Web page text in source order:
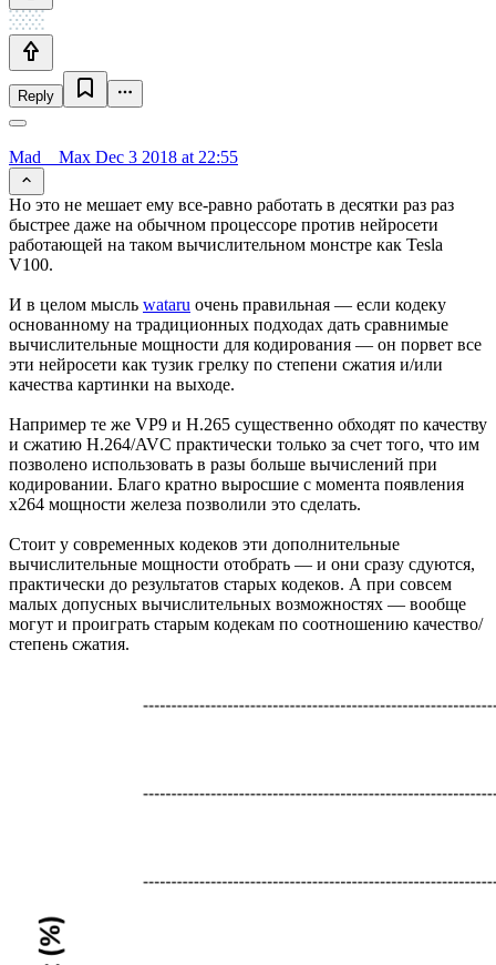
Reply
Mad__Max Dec 3 2018 at 22:55
Но это не мешает ему все-равно работать в десятки раз раз
быстрее даже на обычном процессоре против нейросети
работающей на таком вычислительном монстре как Tesla
V100.
И в целом мысль wataru очень правильная — если кодеку
основанному на традиционных подходах дать сравнимые
вычислительные мощности для кодирования — он порвет все
эти нейросети как тузик грелку по степени сжатия и/или
качества картинки на выходе.
Например те же VP9 и H.265 существенно обходят по качеству
и сжатию H.264/AVC практически только за счет того, что им
позволено использовать в разы больше вычислений при
кодировании. Благо кратно выросшие с момента появления
x264 мощности железа позволили это сделать.
Стоит у современных кодеков эти дополнительные
вычислительные мощности отобрать — и они сразу сдуются,
практически до результатов старых кодеков. А при совсем
малых допусных вычислительных возможностях — вообще
могут и проиграть старым кодекам по соотношению качество/
степень сжатия.